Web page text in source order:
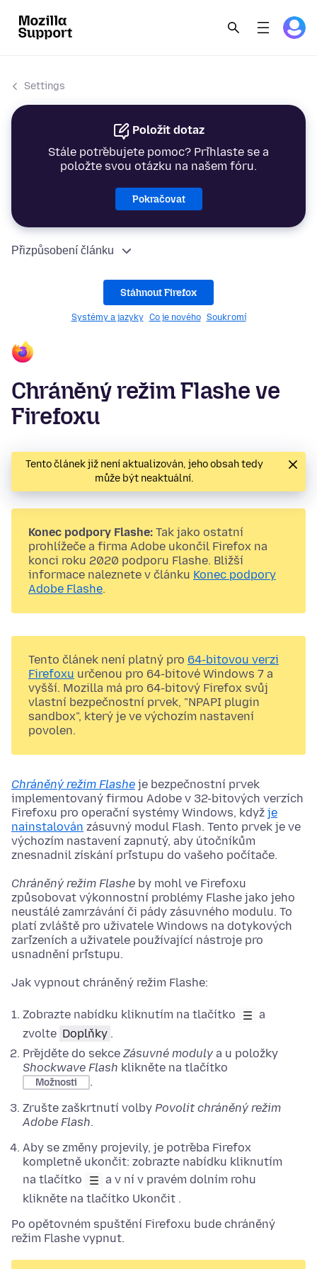
Settings
Položit dotaz
Stále potřebujete pomoc? Přihlaste se a
položte svou otázku na našem fóru.
Pokračovat
Přizpůsobení článku
Stáhnout Firefox
Systémy a jazyky Co je nového Soukromí
Chráněný režim Flashe ve
Firefoxu
Tento článek již není aktualizován, jeho obsah tedy
může být neaktuální.
Konec podpory Flashe: Tak jako ostatní
prohlížeče a firma Adobe ukončil Firefox na
konci roku 2020 podporu Flashe. Bližší
informace naleznete v článku Konec podpory
Adobe Flashe.
Tento článek není platný pro 64-bitovou verzi
Firefoxu určenou pro 64-bitové Windows 7 a
vyšší. Mozilla má pro 64-bitový Firefox svůj
vlastní bezpečnostní prvek, "NPAPI plugin
sandbox", který je ve výchozím nastavení
povolen.
Chráněný režim Flashe je bezpečnostní prvek
implementovaný firmou Adobe v 32-bitových verzích
Firefoxu pro operační systémy Windows, když je
nainstalován zásuvný modul Flash. Tento prvek je ve
výchozím nastavení zapnutý, aby útočníkům
znesnadnil získání přístupu do vašeho počítače.
Chráněný režim Flashe by mohl ve Firefoxu
způsobovat výkonnostní problémy Flashe jako jeho
neustálé zamrzávání či pády zásuvného modulu. To
platí zvláště pro uživatele Windows na dotykových
zařízeních a uživatele používající nástroje pro
usnadnění přístupu.
Jak vypnout chráněný režim Flashe:
Zobrazte nabídku kliknutím na tlačítko
a
zvolte Doplňky .
Přejděte do sekce Zásuvné moduly a u položky
Shockwave Flash klikněte na tlačítko
Možnosti
.
Zrušte zaškrtnutí volby Povolit chráněný režim
Adobe Flash.
Aby se změny projevily, je potřeba Firefox
kompletně ukončit: zobrazte nabídku kliknutím
na tlačítko
a v ní v pravém dolním rohu
klikněte na tlačítko Ukončit .
Po opětovném spuštění Firefoxu bude chráněný
režim Flashe vypnut.